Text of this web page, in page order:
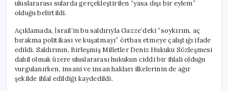
uluslararası sularda gerçekleştirilen “yasa dışı bir eylem”
olduğu belirtildi.
Açıklamada, İsrail’in bu saldırıyla Gazze’deki “soykırım, aç
bırakma politikası ve kuşatmayı” örtbas etmeye çalıştığı ifade
edildi. Saldırının, Birleşmiş Milletler Deniz Hukuku Sözleşmesi
dahil olmak üzere uluslararası hukukun ciddi bir ihlali olduğu
vurgulanırken, insani ve insan hakları ilkelerinin de ağır
şekilde ihlal edildiği kaydedildi.